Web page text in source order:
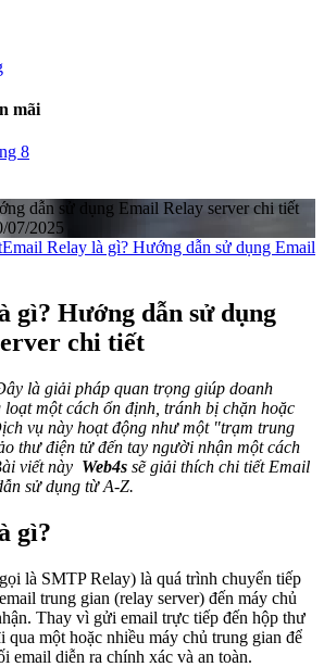
mãi
8
dẫn sử dụng Email Relay server chi tiết
07/2025
Email Relay là gì? Hướng dẫn sử dụng Email
gì? Hướng dẫn sử dụng
chi tiết
là giải pháp quan trọng giúp doanh
một cách ổn định, tránh bị chặn hoặc
vụ này hoạt động như một "trạm trung
thư điện tử đến tay người nhận một cách
viết này Web4s sẽ giải thích chi tiết Email
sử dụng từ A-Z.
gì?
là SMTP Relay) là quá trình chuyển tiếp
trung gian (relay server) đến máy chủ
Thay vì gửi email trực tiếp đến hộp thư
qua một hoặc nhiều máy chủ trung gian để
email diễn ra chính xác và an toàn.